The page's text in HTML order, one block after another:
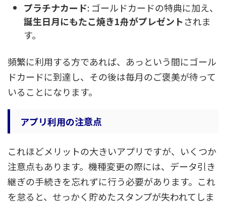
プラチナカード: ゴールドカードの特典に加え、
誕生日月にもたこ焼き1舟がプレゼントされま
す。
頻繁に利用する方であれば、あっという間にゴール
ドカードに到達し、その後は毎月のご褒美が待って
いることになります。
アプリ利用の注意点
これほどメリットの大きいアプリですが、いくつか
注意点もあります。機種変更の際には、データ引き
継ぎの手続きを忘れずに行う必要があります。これ
を怠ると、せっかく貯めたスタンプが失われてしま